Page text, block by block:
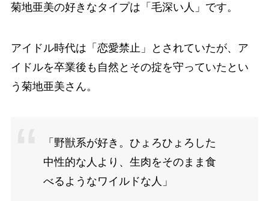
菊地亜美の好きなタイプは「毛深い人」です。
アイドル時代は「恋愛禁止」とされていたが、ア
イドルを卒業後も自然とその掟を守っていたとい
う菊地亜美さん。
「野獣系が好き。ひょろひょろした
中性的な人より、生肉をそのまま食
べるようなワイルドな人」